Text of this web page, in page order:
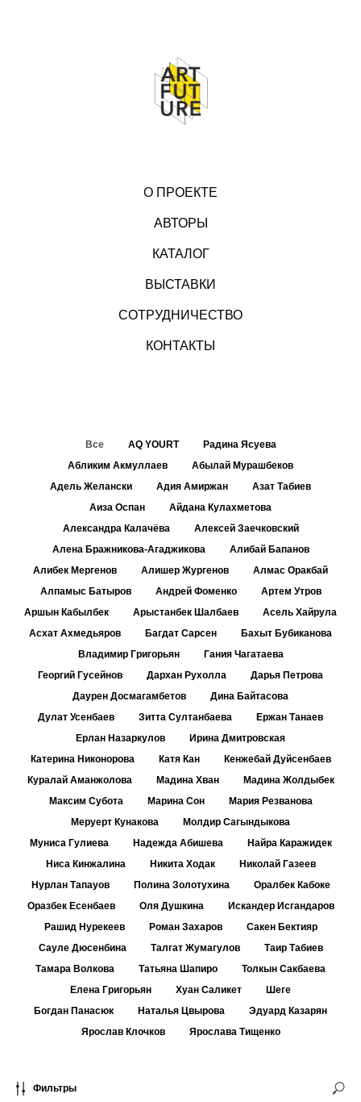
О ПРОЕКТЕ
АВТОРЫ
КАТАЛОГ
ВЫСТАВКИ
СОТРУДНИЧЕСТВО
КОНТАКТЫ
Все AQ YOURT
Радина Ясуева
Абликим Акмуллаев
Абылай Мурашбеков
Адель Желански
Адия Амиржан
Азат Табиев
Аиза Оспан
Айдана Кулахметова
Александра Калачёва
Алексей Заечковский
Алена Бражникова-Агаджикова
Алибай Бапанов
Алибек Мергенов
Алишер Жургенов
Алмас Оракбай
Алпамыс Батыров
Андрей Фоменко
Артем Утров
Аршын Кабылбек
Арыстанбек Шалбаев
Асель Хайрула
Асхат Ахмедьяров
Багдат Сарсен
Бахыт Бубиканова
Владимир Григорьян
Гания Чагатаева
Георгий Гусейнов
Дархан Рухолла
Дарья Петрова
Даурен Досмагамбетов
Дина Байтасова
Дулат Усенбаев
Зитта Султанбаева
Ержан Танаев
Ерлан Назаркулов
Ирина Дмитровская
Катерина Никонорова
Катя Кан
Кенжебай Дуйсенбаев
Куралай Аманжолова
Мадина Хван
Мадина Жолдыбек
Максим Субота
Марина Сон
Мария Резванова
Меруерт Кунакова
Молдир Сагындыкова
Муниса Гулиева
Надежда Абишева
Найра Каражидек
Ниса Кинжалина
Никита Ходак
Николай Газеев
Нурлан Тапауов
Полина Золотухина
Оралбек Кабоке
Оразбек Есенбаев
Оля Душкина
Искандер Исгандаров
Рашид Нурекеев
Роман Захаров
Сакен Бектияр
Сауле Дюсенбина
Талгат Жумагулов
Таир Табиев
Тамара Волкова
Татьяна Шапиро
Толкын Сакбаева
Елена Григорьян
Хуан Саликет
Шеге
Богдан Панасюк
Наталья Цвырова
Эдуард Казарян
Ярослав Клочков
Ярослава Тищенко
Фильтры